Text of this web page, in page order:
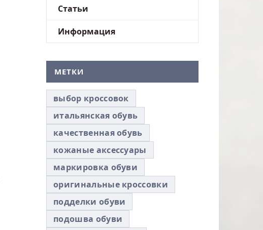
Статьи
Информация
МЕТКИ
выбор кроссовок
итальянская обувь
качественная обувь
кожаные аксессуары
маркировка обуви
оригинальные кроссовки
подделки обуви
подошва обуви